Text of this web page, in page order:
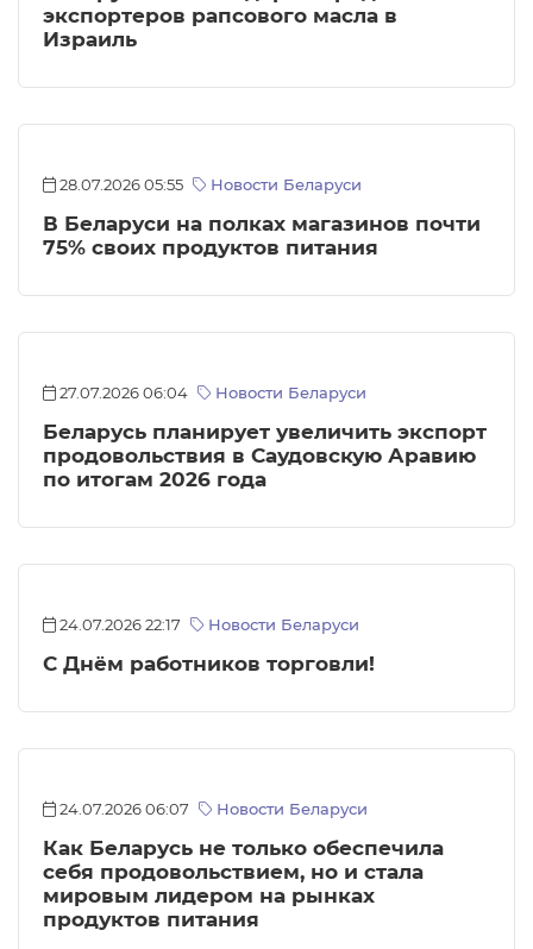
экспортеров рапсового масла в
Израиль
28.07.2026 05:55 Новости Беларуси
В Беларуси на полках магазинов почти
75% своих продуктов питания
27.07.2026 06:04 Новости Беларуси
Беларусь планирует увеличить экспорт
продовольствия в Саудовскую Аравию
по итогам 2026 года
24.07.2026 22:17 Новости Беларуси
С Днём работников торговли!
24.07.2026 06:07 Новости Беларуси
Как Беларусь не только обеспечила
себя продовольствием, но и стала
мировым лидером на рынках
продуктов питания